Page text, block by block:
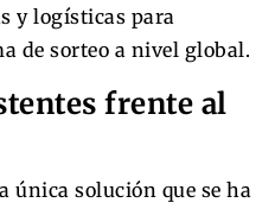
y logísticas para
de sorteo a nivel global.
frente al
única solución que se ha